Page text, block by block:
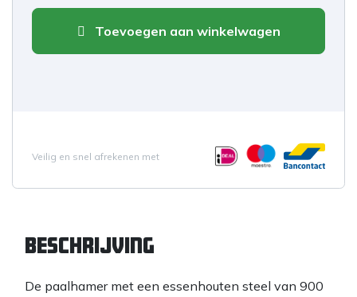
Toevoegen aan winkelwagen
Veilig en snel afrekenen met
Beschrijving
De paalhamer met een essenhouten steel van 900